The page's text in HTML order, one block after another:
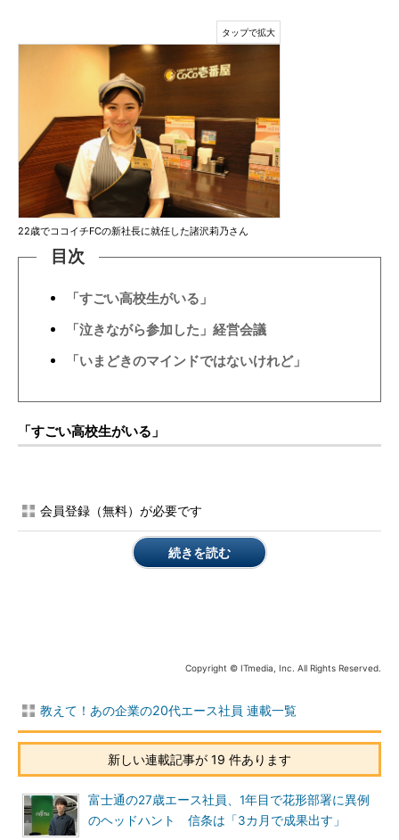
22歳でココイチFCの新社長に就任した諸沢莉乃さん
目次
「すごい高校生がいる」
「泣きながら参加した」経営会議
「いまどきのマインドではないけれど」
「すごい高校生がいる」
会員登録（無料）が必要です
続きを読む
Copyright © ITmedia, Inc. All Rights Reserved.
教えて！あの企業の20代エース社員 連載一覧
新しい連載記事が 19 件あります
富士通の27歳エース社員、1年目で花形部署に異例
のヘッドハント 信条は「3カ月で成果出す」